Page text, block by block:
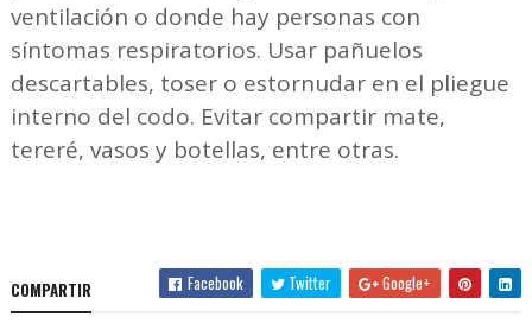
ventilación o donde hay personas con
síntomas respiratorios. Usar pañuelos
descartables, toser o estornudar en el pliegue
interno del codo. Evitar compartir mate,
tereré, vasos y botellas, entre otras.
COMPARTIR Facebook Twitter Google+